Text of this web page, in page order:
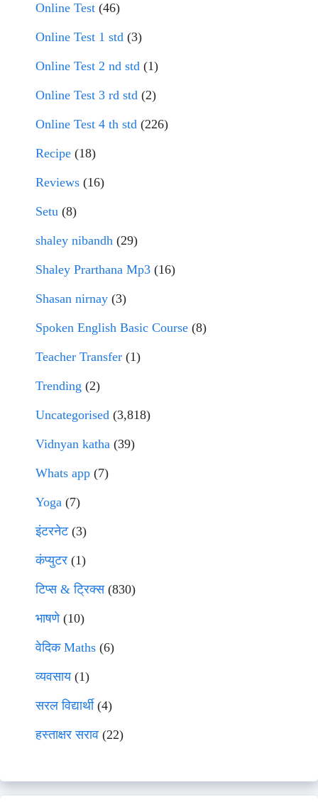
Online Test (46)
Online Test 1 std (3)
Online Test 2 nd std (1)
Online Test 3 rd std (2)
Online Test 4 th std (226)
Recipe (18)
Reviews (16)
Setu (8)
shaley nibandh (29)
Shaley Prarthana Mp3 (16)
Shasan nirnay (3)
Spoken English Basic Course (8)
Teacher Transfer (1)
Trending (2)
Uncategorised (3,818)
Vidnyan katha (39)
Whats app (7)
Yoga (7)
इंटरनेट(3)
कंप्युटर (1)
टिप्स & ट्रिक्स(830)
भाषणे(10)
वेदिक Maths (6)
व्यवसाय(1)
सरल विद्यार्थी(4)
हस्ताक्षर सराव (22)